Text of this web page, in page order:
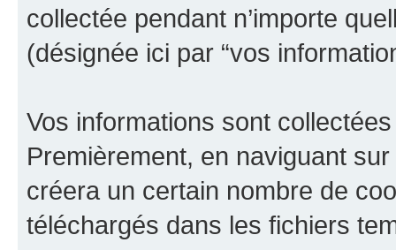
collectée pendant n’importe
(désignée ici par “vos
Vos informations sont
Premièrement, en naviguant
créera un certain nombre de
téléchargés dans les fichiers